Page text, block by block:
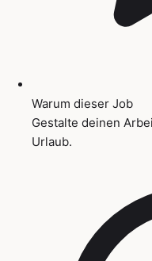
Warum dieser Job
Gestalte deinen
Urlaub.